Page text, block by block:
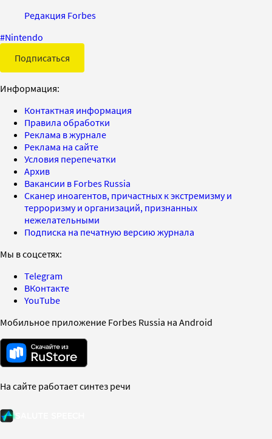
Редакция Forbes
#Nintendo
Подписаться
Информация:
Контактная информация
Правила обработки
Реклама в журнале
Реклама на сайте
Условия перепечатки
Архив
Вакансии в Forbes Russia
Сканер иноагентов, причастных к экстремизму и
терроризму и организаций, признанных
нежелательными
Подписка на печатную версию журнала
Мы в соцсетях:
Telegram
ВКонтакте
YouTube
Мобильное приложение Forbes Russia на Android
На сайте работает синтез речи